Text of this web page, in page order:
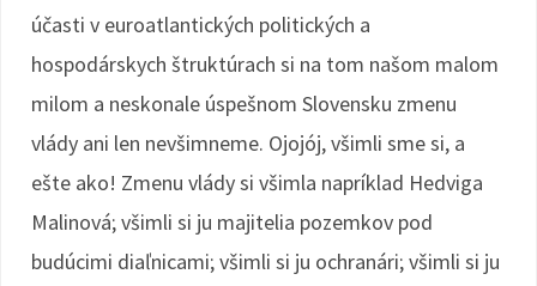
účasti v euroatlantických politických a
hospodárskych štruktúrach si na tom našom malom
milom a neskonale úspešnom Slovensku zmenu
vlády ani len nevšimneme. Ojojój, všimli sme si, a
ešte ako! Zmenu vlády si všimla napríklad Hedviga
Malinová; všimli si ju majitelia pozemkov pod
budúcimi diaľnicami; všimli si ju ochranári; všimli si ju